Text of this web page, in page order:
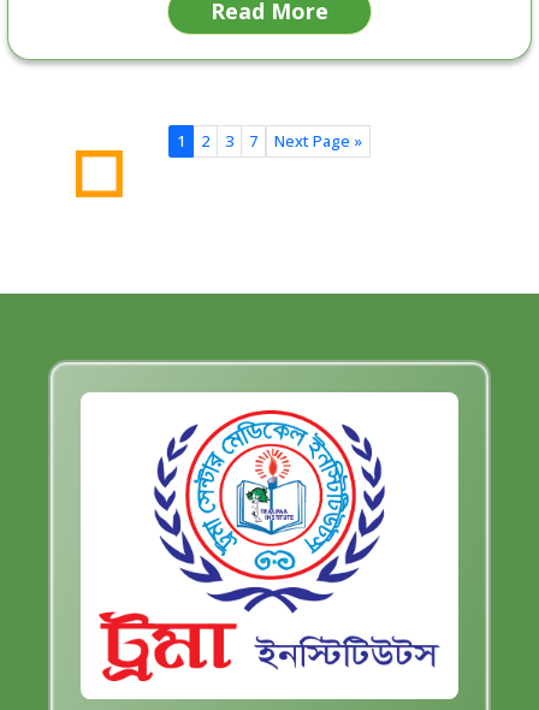
Read More
1 2 3 7 Next Page »